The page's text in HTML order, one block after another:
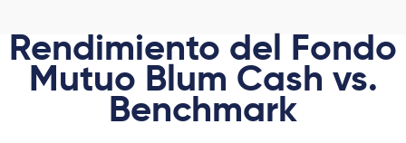
Rendimiento del Fondo
Mutuo Blum Cash vs.
Benchmark